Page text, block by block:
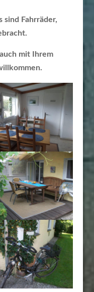
sind Fahrräder,
mit Ihrem